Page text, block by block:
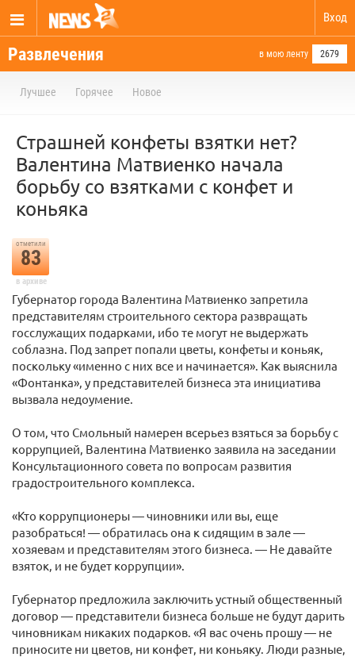
Вход
Развлечения в мою ленту 2679
Лучшее Горячее Новое
Страшней конфеты взятки нет?
Валентина Матвиенко начала
борьбу со взятками с конфет и
коньяка
отметили
83
в архиве
Губернатор города Валентина Матвиенко запретила
представителям строительного сектора развращать
госслужащих подарками, ибо те могут не выдержать
соблазна. Под запрет попали цветы, конфеты и коньяк,
поскольку «именно с них все и начинается». Как выяснила
«Фонтанка», у представителей бизнеса эта инициатива
вызвала недоумение.
О том, что Смольный намерен всерьез взяться за борьбу с
коррупцией, Валентина Матвиенко заявила на заседании
Консультационного совета по вопросам развития
градостроительного комплекса.
«Кто коррупционеры — чиновники или вы, еще
разобраться! — обратилась она к сидящим в зале —
хозяевам и представителям этого бизнеса. — Не давайте
взяток, и не будет коррупции».
Губернатор предложила заключить устный общественный
договор — представители бизнеса больше не будут дарить
чиновникам никаких подарков. «Я вас очень прошу — не
приносите ни цветов, ни конфет, ни коньяку. Люди разные,